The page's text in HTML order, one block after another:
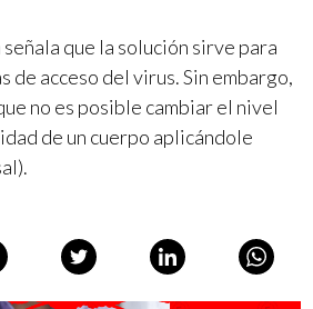
que la solución sirve para
de acceso del virus. Sin embargo,
no es posible cambiar el nivel
de un cuerpo aplicándole